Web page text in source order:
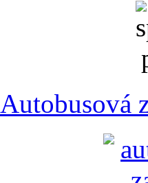
Autobusová